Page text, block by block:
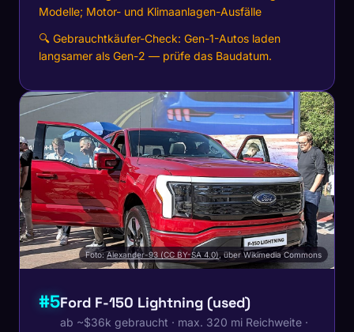
Modelle; Motor- und Klimaanlagen-Ausfälle
🔍 Gebrauchtkäufer-Check: Gen-1-Autos laden
langsamer als Gen-2 — prüfe das Baudatum.
Foto:Alexander-93 (CC BY-SA 4.0), über Wikimedia Commons
#5Ford F-150 Lightning (used)
ab ~$36k gebraucht · max. 320 mi Reichweite ·